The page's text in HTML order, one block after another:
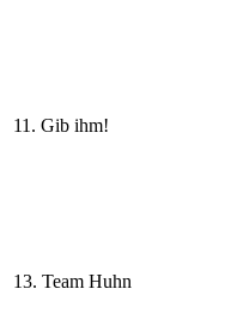
11. Gib ihm!
13. Team Huhn